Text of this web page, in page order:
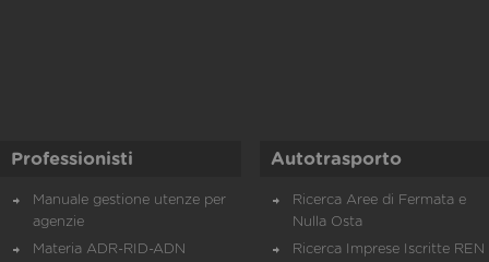
Professionisti
Manuale gestione utenze per
agenzie
Materia ADR-RID-ADN
Autotrasporto
Ricerca Aree di Fermata e
Nulla Osta
Ricerca Imprese Iscritte REN